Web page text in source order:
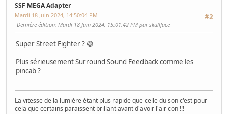
Mes WIP :Fast & Furious Super Bikes
Crisis 4 DX- Pole Position Upright
SSF MEGA Adapter
#2
Mardi 18 Juin 2024, 14:50:04 PM
Dernière édition: Mardi 18 Juin 2024, 15:01:42 PM par skullface
Super Street Fighter ? 😅
Plus sérieusement Surround Sound Feedback comme les
pincab ?
La vitesse de la lumière étant plus rapide que celle du son c'est pour
cela que certains paraissent brillant avant d'avoir l'air con !!!